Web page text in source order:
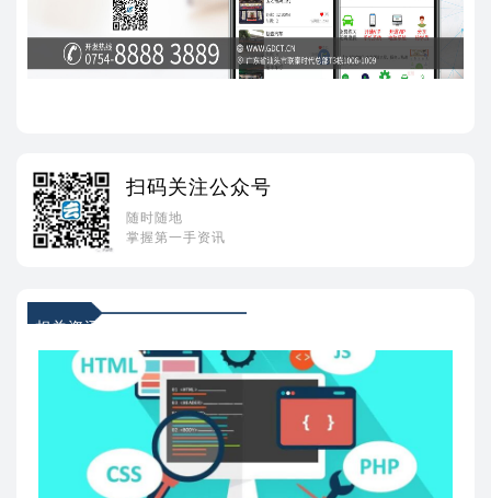
扫码关注公众号
随时随地
掌握第一手资讯
相关资讯